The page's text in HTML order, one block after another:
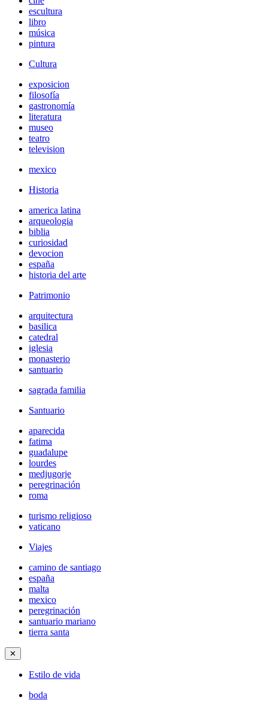
escultura
libro
música
pintura
Cultura
exposicion
filosofía
gastronomía
literatura
museo
teatro
television
mexico
Historia
america latina
arqueologia
biblia
curiosidad
devocion
españa
historia del arte
Patrimonio
arquitectura
basilica
catedral
iglesia
monasterio
santuario
sagrada familia
Santuario
aparecida
fatima
guadalupe
lourdes
medjugorje
peregrinación
roma
turismo religioso
vaticano
Viajes
camino de santiago
españa
malta
mexico
peregrinación
santuario mariano
tierra santa
✕
Estilo de vida
boda